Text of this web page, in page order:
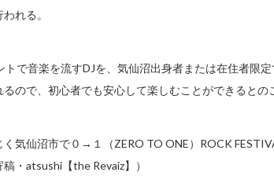
れる。
トで音楽を流すDJを、気仙沼出身者または在住者限
るので、初心者でも安心して楽しむことができるとの
く気仙沼市で０→１（ZERO TO ONE）ROCK
・atsushi【the Revaiz】）